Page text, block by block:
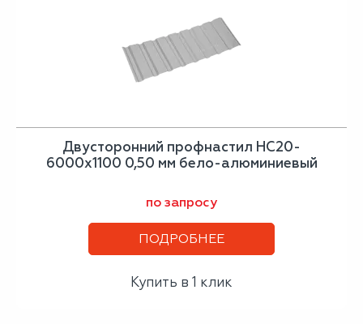
Двусторонний профнастил НС20-
6000х1100 0,50 мм бело-алюминиевый
по запросу
ПОДРОБНЕЕ
Купить в 1 клик